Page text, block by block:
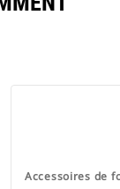
Accessoires de